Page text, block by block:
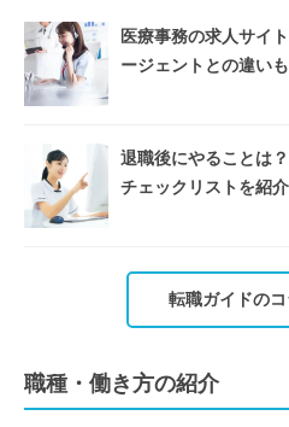
医療事務の求人サイ
ージェントとの違い
退職後にやることは
チェックリストを紹介
転職ガイドの
職種・働き方の紹介